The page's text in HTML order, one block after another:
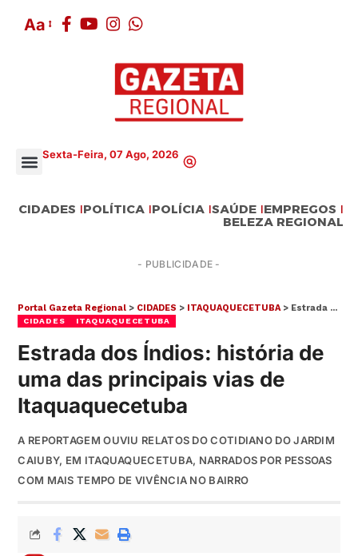
Aa
Sexta-Feira, 07 Ago, 2026
CIDADES POLÍTICA POLÍCIA SAÚDE EMPREGOS
BELEZA REGIONAL
- PUBLICIDADE -
Portal Gazeta Regional > CIDADES > ITAQUAQUECETUBA> Estrada dos Índios: história de uma das principais vias de Itaquaquecetuba
CIDADES ITAQUAQUECETUBA
Estrada dos Índios: história de
uma das principais vias de
Itaquaquecetuba
A REPORTAGEM OUVIU RELATOS DO COTIDIANO DO JARDIM
CAIUBY, EM ITAQUAQUECETUBA, NARRADOS POR PESSOAS
COM MAIS TEMPO DE VIVÊNCIA NO BAIRRO